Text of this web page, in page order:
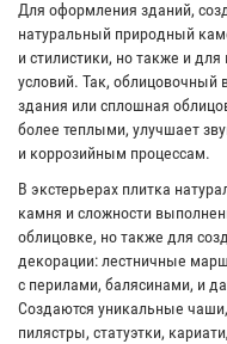
Для оформления зданий,
натуральный природный
и стилистики, но также и
условий. Так, облицовочный
здания или сплошная
более теплыми, улучшает
и коррозийным процессам.
В экстерьерах плитка
камня и сложности
облицовке, но также для
декорации: лестничные
с перилами, балясинами, и
Создаются уникальные
пилястры, статуэтки,